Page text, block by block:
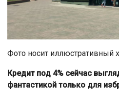
Фото носит иллюстративный
Кредит под 4% сейчас
фантастикой только для